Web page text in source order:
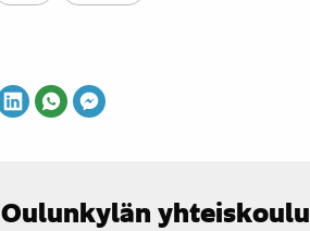
Oulunkylän yhteiskoulu